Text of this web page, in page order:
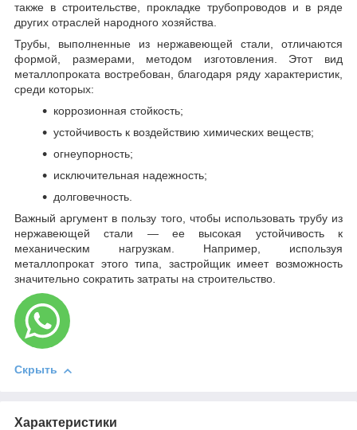
также в строительстве, прокладке трубопроводов и в ряде
других отраслей народного хозяйства.
Трубы, выполненные из нержавеющей стали, отличаются
формой, размерами, методом изготовления. Этот вид
металлопроката востребован, благодаря ряду характеристик,
среди которых:
коррозионная стойкость;
устойчивость к воздействию химических веществ;
огнеупорность;
исключительная надежность;
долговечность.
Важный аргумент в пользу того, чтобы использовать трубу из
нержавеющей стали — ее высокая устойчивость к
механическим нагрузкам. Например, используя
металлопрокат этого типа, застройщик имеет возможность
значительно сократить затраты на строительство.
Скрыть
Характеристики